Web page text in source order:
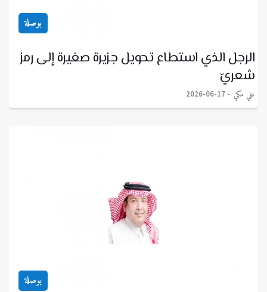
بوصلة
الرجل الذي استطاع تحويل جزيرة صغيرة إلى رمز
شعريّ
علي مكي 2026-06-17
بوصلة